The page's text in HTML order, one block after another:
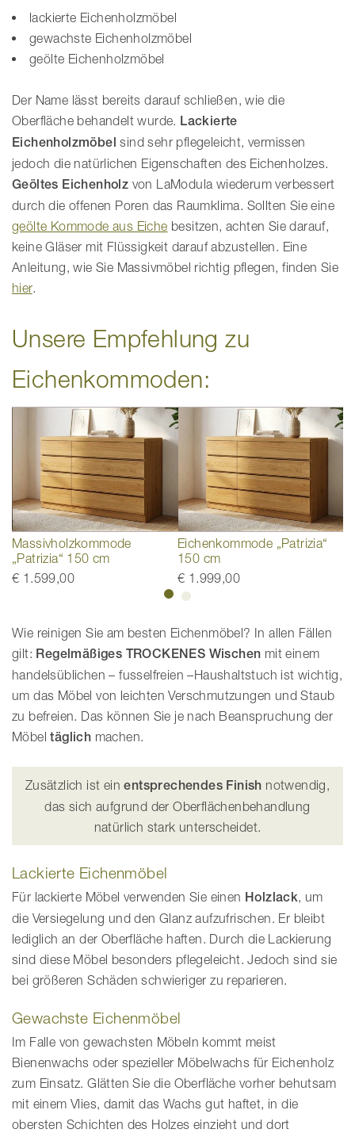
lackierte Eichenholzmöbel
gewachste Eichenholzmöbel
geölte Eichenholzmöbel
Der Name lässt bereits darauf schließen, wie die
Oberfläche behandelt wurde. Lackierte
Eichenholzmöbel sind sehr pflegeleicht, vermissen
jedoch die natürlichen Eigenschaften des Eichenholzes.
Geöltes Eichenholz von LaModula wiederum verbessert
durch die offenen Poren das Raumklima. Sollten Sie eine
geölte Kommode aus Eiche besitzen, achten Sie darauf,
keine Gläser mit Flüssigkeit darauf abzustellen. Eine
Anleitung, wie Sie Massivmöbel richtig pflegen, finden Sie
hier.
Unsere Empfehlung zu
Eichenkommoden:
Massivholzkommode
„Patrizia“ 150 cm
€ 1.599,00
Eichenkommode „Patrizia“
150 cm
€ 1.999,00
Wie reinigen Sie am besten Eichenmöbel? In allen Fällen
gilt: Regelmäßiges TROCKENES Wischen mit einem
handelsüblichen – fusselfreien –Haushaltstuch ist wichtig,
um das Möbel von leichten Verschmutzungen und Staub
zu befreien. Das können Sie je nach Beanspruchung der
Möbeltäglich machen.
Zusätzlich ist einentsprechendes Finish notwendig,
das sich aufgrund der Oberflächenbehandlung
natürlich stark unterscheidet.
Lackierte Eichenmöbel
Für lackierte Möbel verwenden Sie einen Holzlack, um
die Versiegelung und den Glanz aufzufrischen. Er bleibt
lediglich an der Oberfläche haften. Durch die Lackierung
sind diese Möbel besonders pflegeleicht. Jedoch sind sie
bei größeren Schäden schwieriger zu reparieren.
Gewachste Eichenmöbel
Im Falle von gewachsten Möbeln kommt meist
Bienenwachs oder spezieller Möbelwachs für Eichenholz
zum Einsatz. Glätten Sie die Oberfläche vorher behutsam
mit einem Vlies, damit das Wachs gut haftet, in die
obersten Schichten des Holzes einzieht und dort